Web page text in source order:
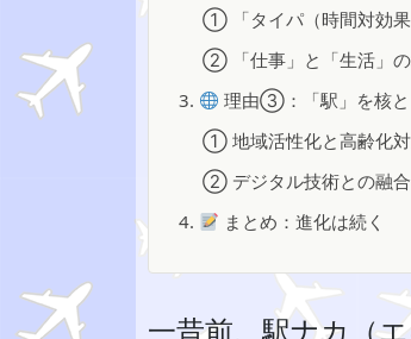
① 「タイパ（時間対効
② 「仕事」と「生活」
3.
理由③：「駅」を核と
① 地域活性化と高齢化
② デジタル技術との融合
4.
まとめ：進化は続く
一昔前、駅ナカ（